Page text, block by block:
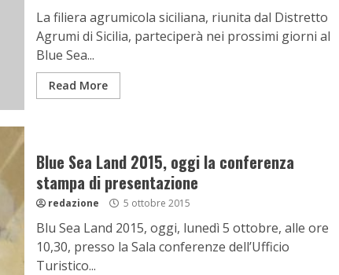
La filiera agrumicola siciliana, riunita dal Distretto
Agrumi di Sicilia, parteciperà nei prossimi giorni al
Blue Sea...
Read More
Blue Sea Land 2015, oggi la conferenza
stampa di presentazione
redazione 5 ottobre 2015
Blu Sea Land 2015, oggi, lunedì 5 ottobre, alle ore
10,30, presso la Sala conferenze dell’Ufficio
Turistico...